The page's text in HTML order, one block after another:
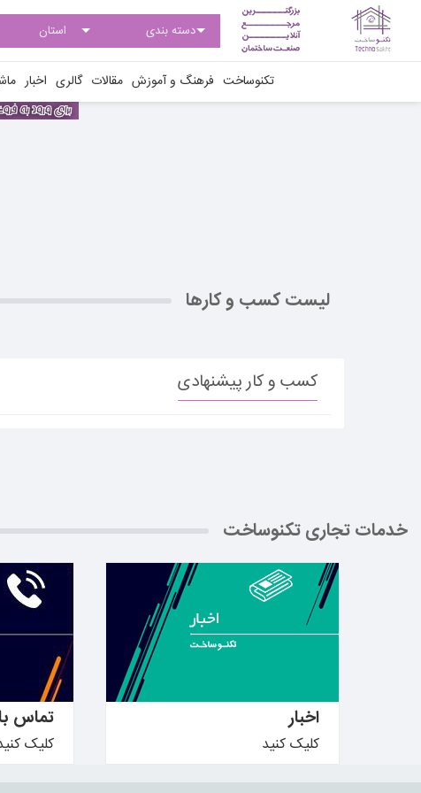
تکنوساخت فرهنگ و آموزش مقالات گالری اخبار
لیست کسب و کارها
کسب و کار پیشنهادی
خدمات تجاری تکنوساخت
اخبار
کلیک کنید
بیشتر
تماس
کلیک